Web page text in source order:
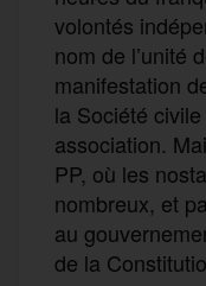
volontés
nom de l’unité
manifestation
la Société
association.
PP, où les
nombreux, et
au
de la